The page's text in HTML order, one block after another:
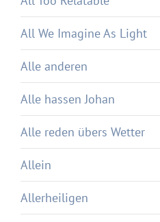
All We Imagine As Light
Alle anderen
Alle hassen Johan
Alle reden übers Wetter
Allein
Allerheiligen